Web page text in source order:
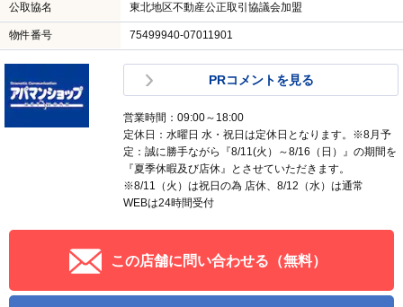
公取協名 東北地区不動産公正取引協議会加盟
物件番号 75499940-07011901
PRコメントを見る
営業時間：09:00～18:00
定休日：水曜日 水・祝日は定休日となります。※8月予
定：誠に勝手ながら『8/11(火）～8/16（日）』の期間を
『夏季休暇及び店休』とさせていただきます。
※8/11（火）は祝日の為 店休、8/12（水）は通常
WEBは24時間受付
この店舗に問い合わせる（無料）